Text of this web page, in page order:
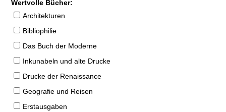
Wertvolle Bücher:
Architekturen
Bibliophilie
Das Buch der Moderne
Inkunabeln und alte Drucke
Drucke der Renaissance
Geografie und Reisen
Erstausgaben